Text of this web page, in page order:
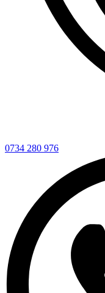
0734 280 976